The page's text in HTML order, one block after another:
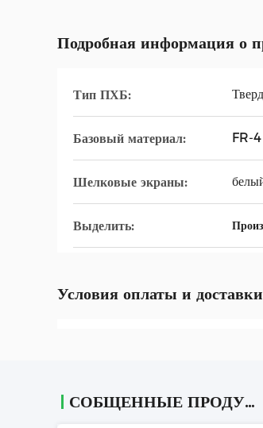
Подробная информация о
Тип ПХБ:
Базовый материал: FR-4
Шелковые экраны:
Выделить:
Условия оплаты и доставки
СОБЩЕННЫЕ ПРОДУКТЫ